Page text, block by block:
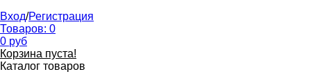
Вход/Регистрация
Товаров: 0
0 руб
Корзина пуста!
Каталог товаров